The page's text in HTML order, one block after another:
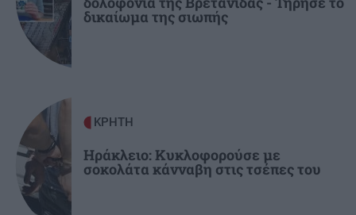
ΣΠΙΤΙ
Αυτά είναι τα δέντρα που βοηθούν στην
προστασία των σπιτιών μας από τις φωτιές
ΚΟΣΜΟΣ
Καλαντίγια: Δεκάδες συλλήψεις Παλαιστινίων
και τραυματισμοί μετά τις ισραηλινές
επιδρομές
δικαίωμα της σιωπής
ΚΡΗΤΗ
Ηράκλειο: Κυκλοφορούσε με
σοκολάτα κάνναβη στις τσέπες του